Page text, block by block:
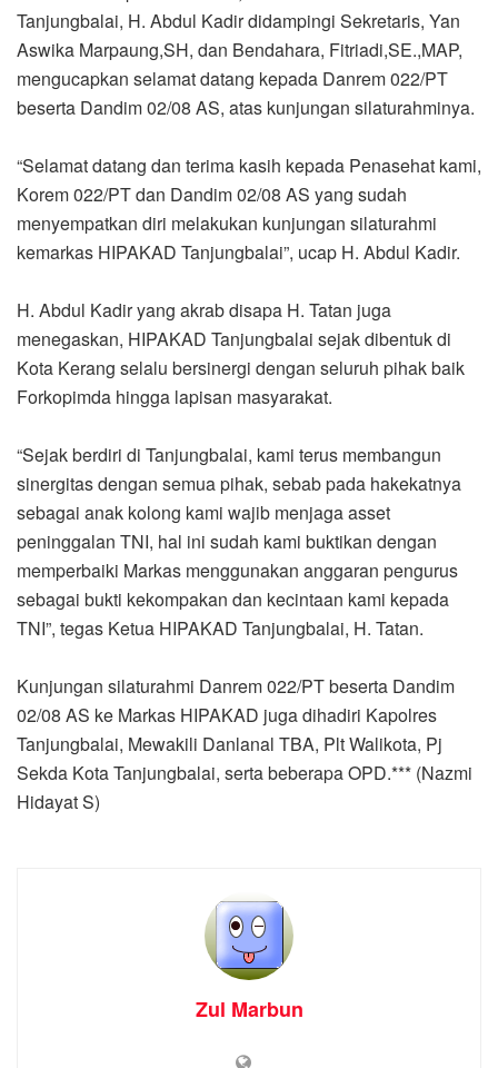
Tanjungbalai, H. Abdul Kadir didampingi Sekretaris, Yan
Aswika Marpaung,SH, dan Bendahara, Fitriadi,SE.,MAP,
mengucapkan selamat datang kepada Danrem 022/PT
beserta Dandim 02/08 AS, atas kunjungan silaturahminya.
“Selamat datang dan terima kasih kepada Penasehat kami,
Korem 022/PT dan Dandim 02/08 AS yang sudah
menyempatkan diri melakukan kunjungan silaturahmi
kemarkas HIPAKAD Tanjungbalai”, ucap H. Abdul Kadir.
H. Abdul Kadir yang akrab disapa H. Tatan juga
menegaskan, HIPAKAD Tanjungbalai sejak dibentuk di
Kota Kerang selalu bersinergi dengan seluruh pihak baik
Forkopimda hingga lapisan masyarakat.
“Sejak berdiri di Tanjungbalai, kami terus membangun
sinergitas dengan semua pihak, sebab pada hakekatnya
sebagai anak kolong kami wajib menjaga asset
peninggalan TNI, hal ini sudah kami buktikan dengan
memperbaiki Markas menggunakan anggaran pengurus
sebagai bukti kekompakan dan kecintaan kami kepada
TNI”, tegas Ketua HIPAKAD Tanjungbalai, H. Tatan.
Kunjungan silaturahmi Danrem 022/PT beserta Dandim
02/08 AS ke Markas HIPAKAD juga dihadiri Kapolres
Tanjungbalai, Mewakili Danlanal TBA, Plt Walikota, Pj
Sekda Kota Tanjungbalai, serta beberapa OPD.*** (Nazmi
Hidayat S)
Zul Marbun